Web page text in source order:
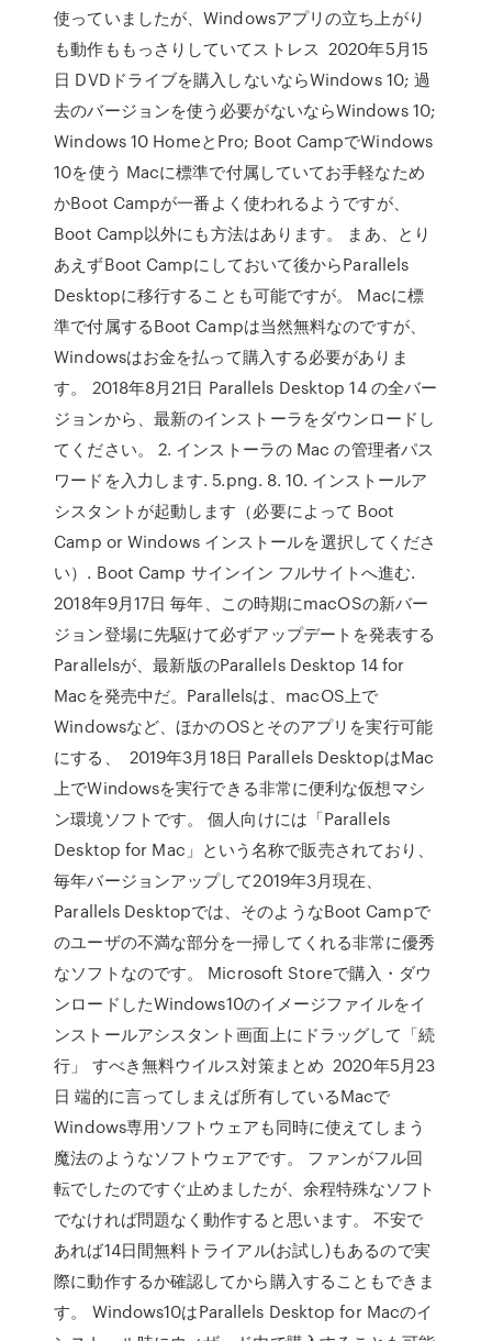
使っていましたが、Windowsアプリの立ち上がり
も動作ももっさりしていてストレス 2020年5月15
日 DVDドライブを購入しないならWindows 10; 過
去のバージョンを使う必要がないならWindows 10;
Windows 10 HomeとPro; Boot CampでWindows
10を使う Macに標準で付属していてお手軽なため
かBoot Campが一番よく使われるようですが、
Boot Camp以外にも方法はあります。 まあ、とり
あえずBoot Campにしておいて後からParallels
Desktopに移行することも可能ですが。 Macに標
準で付属するBoot Campは当然無料なのですが、
Windowsはお金を払って購入する必要がありま
す。 2018年8月21日 Parallels Desktop 14 の全バー
ジョンから、最新のインストーラをダウンロードし
てください。 2. インストーラの Mac の管理者パス
ワードを入力します. 5.png. 8. 10. インストールア
シスタントが起動します（必要によって Boot
Camp or Windows インストールを選択してくださ
い）. Boot Camp サインイン フルサイトへ進む.
2018年9月17日 毎年、この時期にmacOSの新バー
ジョン登場に先駆けて必ずアップデートを発表する
Parallelsが、最新版のParallels Desktop 14 for
Macを発売中だ。Parallelsは、macOS上で
Windowsなど、ほかのOSとそのアプリを実行可能
にする、 2019年3月18日 Parallels DesktopはMac
上でWindowsを実行できる非常に便利な仮想マシ
ン環境ソフトです。 個人向けには「Parallels
Desktop for Mac」という名称で販売されており、
毎年バージョンアップして2019年3月現在、
Parallels Desktopでは、そのようなBoot Campで
のユーザの不満な部分を一掃してくれる非常に優秀
なソフトなのです。 Microsoft Storeで購入・ダウ
ンロードしたWindows10のイメージファイルをイ
ンストールアシスタント画面上にドラッグして「続
行」 すべき無料ウイルス対策まとめ 2020年5月23
日 端的に言ってしまえば所有しているMacで
Windows専用ソフトウェアも同時に使えてしまう
魔法のようなソフトウェアです。 ファンがフル回
転でしたのですぐ止めましたが、余程特殊なソフト
でなければ問題なく動作すると思います。 不安で
あれば14日間無料トライアル(お試し)もあるので実
際に動作するか確認してから購入することもできま
す。 Windows10はParallels Desktop for Macのイ